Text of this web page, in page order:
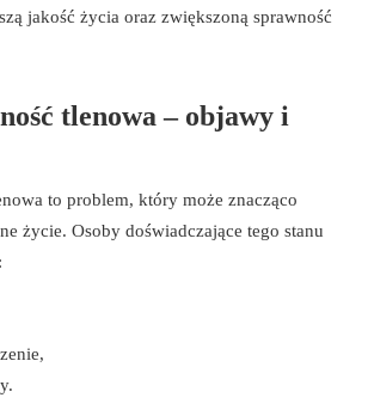
jakość życia oraz zwiększoną sprawność
tlenowa – objawy i
to problem, który może znacząco
życie. Osoby doświadczające tego stanu